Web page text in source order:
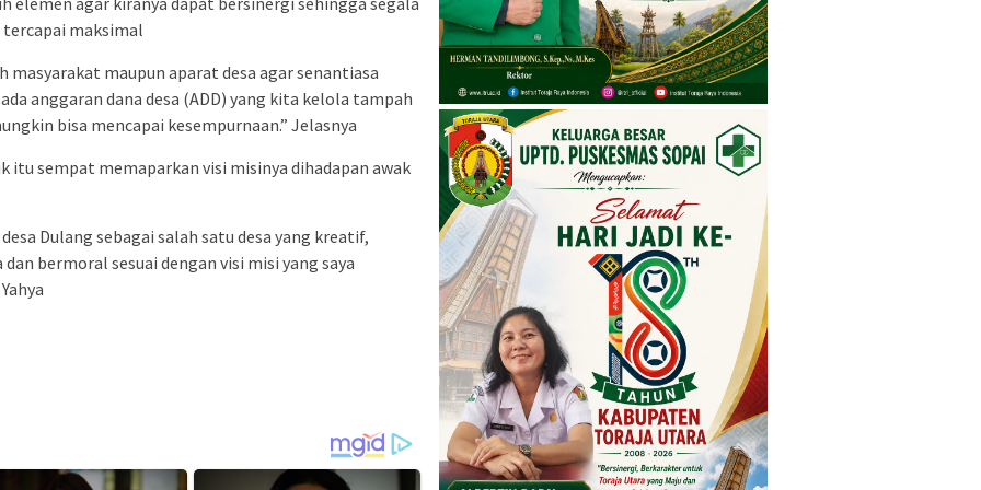
maksimal
masyarakat maupun aparat desa agar senantiasa
anggaran dana desa (ADD) yang kita kelola tampah
bisa mencapai kesempurnaan.” Jelasnya
itu sempat memaparkan visi misinya dihadapan awak
Dulang sebagai salah satu desa yang kreatif,
bermoral sesuai dengan visi misi yang saya